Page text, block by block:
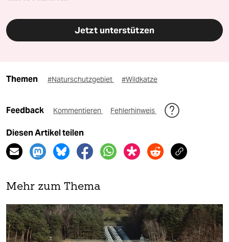
Jetzt unterstützen
Themen #Naturschutzgebiet #Wildkatze
Feedback Kommentieren Fehlerhinweis
Diesen Artikel teilen
Mehr zum Thema